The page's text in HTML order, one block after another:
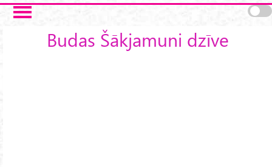
Skip to main content
Budas Šākjamuni dzīve